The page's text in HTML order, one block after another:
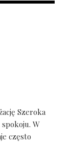
Szeroka
W
często